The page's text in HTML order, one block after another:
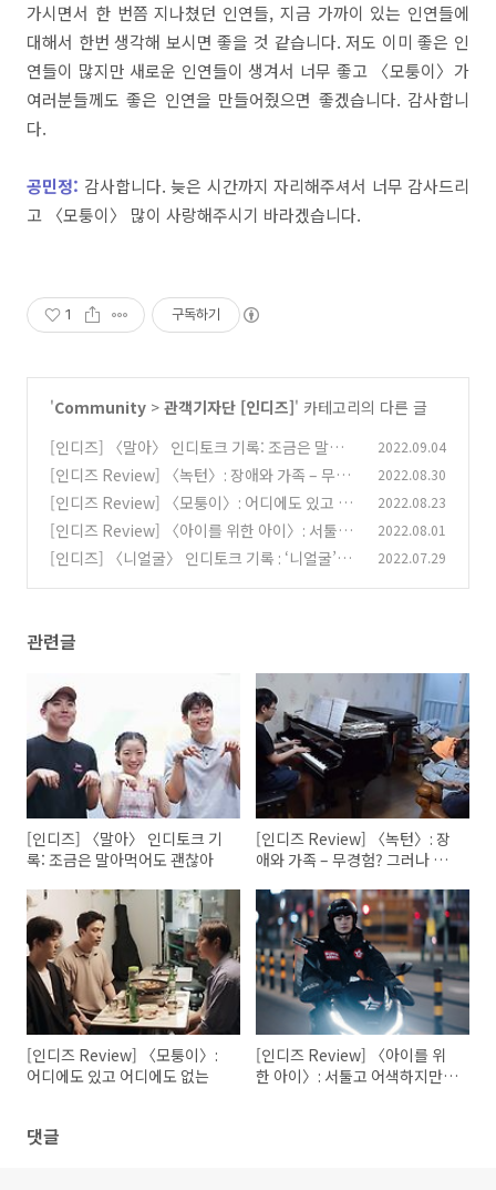
가시면서 한 번쯤 지나쳤던 인연들, 지금 가까이 있는 인연들에
대해서 한번 생각해 보시면 좋을 것 같습니다.저도 이미 좋은 인
연들이 많지만 새로운 인연들이 생겨서 너무 좋고
〈모퉁이〉가
여러분들께도 좋은 인연을 만들어줬으면 좋겠습니다. 감사합니
다.
공민정: 감사합니다. 늦은 시간까지 자리해주셔서 너무 감사드리
고
〈모퉁이〉 많이 사랑해주시기 바라겠습니다.
1 구독하기
'Community > 관객기자단 [인디즈]' 카테고리의 다른 글
[인디즈] 〈말아〉 인디토크 기록: 조금은 말아먹
어도 괜찮아 (0)
2022.09.04
[인디즈 Review] 〈녹턴〉: 장애와 가족 – 무경
험? 그러나 매우 익숙한 (0)
2022.08.30
[인디즈 Review] 〈모퉁이〉: 어디에도 있고 어
디에도 없는 (0)
2022.08.23
[인디즈 Review] 〈아이를 위한 아이〉: 서툴고
어색하지만 그럼에도 주목해야 한다면
(0)
2022.08.01
[인디즈] 〈니얼굴〉 인디토크 기록 : ‘니얼굴’에
2022.07.29
관련글
[인디즈] 〈말아〉 인디토크 기
록: 조금은 말아먹어도 괜찮아
[인디즈 Review] 〈녹턴〉: 장
애와 가족 – 무경험? 그러나 매
[인디즈 Review] 〈모퉁이〉:
어디에도 있고 어디에도 없는
[인디즈 Review] 〈아이를 위
한 아이〉: 서툴고 어색하지만
댓글